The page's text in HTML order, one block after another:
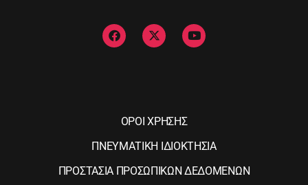
ΟΡΟΙ ΧΡΗΣΗΣ
ΠΝΕΥΜΑΤΙΚΗ ΙΔΙΟΚΤΗΣΙΑ
ΠΡΟΣΤΑΣΙΑ ΠΡΟΣΩΠΙΚΩΝ ΔΕΔΟΜΕΝΩΝ